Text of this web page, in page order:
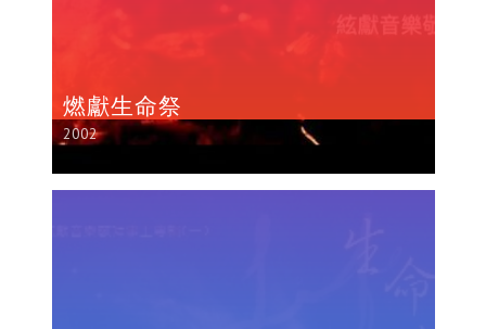
燃獻生命祭
2002